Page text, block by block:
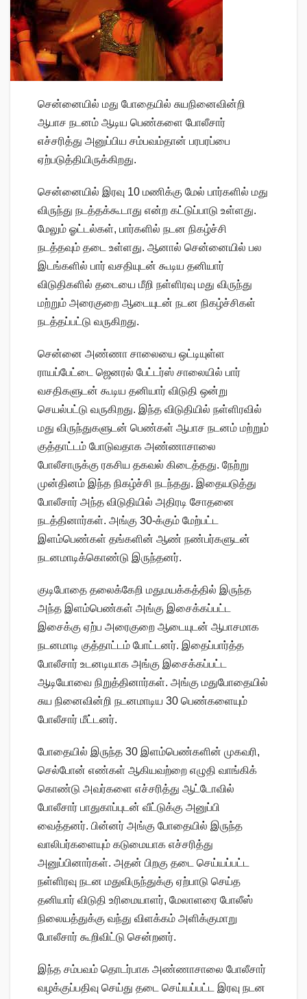
சென்னையில் மது போதையில் சுயநினைவின்றி
ஆபாச நடனம் ஆடிய பெண்களை போலீசார்
எச்சரித்து அனுப்பிய சம்பவம்தான் பரபரப்பை
ஏற்படுத்தியிருக்கிறது.
சென்னையில் இரவு 10 மணிக்கு மேல் பார்களில் மது
விருந்து நடத்தக்கூடாது என்ற கட்டுப்பாடு உள்ளது.
மேலும் ஓட்டல்கள், பார்களில் நடன நிகழ்ச்சி
நடத்தவும் தடை உள்ளது. ஆனால் சென்னையில் பல
இடங்களில் பார் வசதியுடன் கூடிய தனியார்
விடுதிகளில் தடையை மீறி நள்ளிரவு மது விருந்து
மற்றும் அரைகுறை ஆடையுடன் நடன நிகழ்ச்சிகள்
நடத்தப்பட்டு வருகிறது.
சென்னை அண்ணா சாலையை ஒட்டியுள்ள
ராயப்பேட்டை ஜெனரல் பேட்டர்ஸ் சாலையில் பார்
வசதிகளுடன் கூடிய தனியார் விடுதி ஒன்று
செயல்பட்டு வருகிறது. இந்த விடுதியில் நள்ளிரவில்
மது விருந்துகளுடன் பெண்கள் ஆபாச நடனம் மற்றும்
குத்தாட்டம் போடுவதாக அண்ணாசாலை
போலீசாருக்கு ரகசிய தகவல் கிடைத்தது. நேற்று
முன்தினம் இந்த நிகழ்ச்சி நடந்தது. இதையடுத்து
போலீசார் அந்த விடுதியில் அதிரடி சோதனை
நடத்தினார்கள். அங்கு 30-க்கும் மேற்பட்ட
இளம்பெண்கள் தங்களின் ஆண் நண்பர்களுடன்
நடனமாடிக்கொண்டு இருந்தனர்.
குடிபோதை தலைக்கேறி மதுமயக்கத்தில் இருந்த
அந்த இளம்பெண்கள் அங்கு இசைக்கப்பட்ட
இசைக்கு ஏற்ப அரைகுறை ஆடையுடன் ஆபாசமாக
நடனமாடி குத்தாட்டம் போட்டனர். இதைப்பார்த்த
போலீசார் உடனடியாக அங்கு இசைக்கப்பட்ட
ஆடியோவை நிறுத்தினார்கள். அங்கு மதுபோதையில்
சுய நினைவின்றி நடனமாடிய 30 பெண்களையும்
போலீசார் மீட்டனர்.
போதையில் இருந்த 30 இளம்பெண்களின் முகவரி,
செல்போன் எண்கள் ஆகியவற்றை எழுதி வாங்கிக்
கொண்டு அவர்களை எச்சரித்து ஆட்டோவில்
போலீசார் பாதுகாப்புடன் வீட்டுக்கு அனுப்பி
வைத்தனர். பின்னர் அங்கு போதையில் இருந்த
வாலிபர்களையும் கடுமையாக எச்சரித்து
அனுப்பினார்கள். அதன் பிறகு தடை செய்யப்பட்ட
நள்ளிரவு நடன மதுவிருந்துக்கு ஏற்பாடு செய்த
தனியார் விடுதி உரிமையாளர், மேலாளரை போலீஸ்
நிலையத்துக்கு வந்து விளக்கம் அளிக்குமாறு
போலீசார் கூறிவிட்டு சென்றனர்.
இந்த சம்பவம் தொடர்பாக அண்ணாசாலை போலீசார்
வழக்குப்பதிவு செய்து தடை செய்யப்பட்ட இரவு நடன